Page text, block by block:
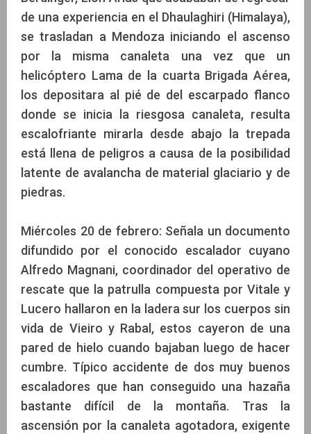
de una experiencia en el Dhaulaghiri (Himalaya),
se trasladan a Mendoza iniciando el ascenso
por la misma canaleta una vez que un
helicóptero Lama de la cuarta Brigada Aérea,
los depositara al pié de del escarpado flanco
donde se inicia la riesgosa canaleta, resulta
escalofriante mirarla desde abajo la trepada
está llena de peligros a causa de la posibilidad
latente de avalancha de material glaciario y de
piedras.
Miércoles 20 de febrero: Señala un documento
difundido por el conocido escalador cuyano
Alfredo Magnani, coordinador del operativo de
rescate que la patrulla compuesta por Vitale y
Lucero hallaron en la ladera sur los cuerpos sin
vida de Vieiro y Rabal, estos cayeron de una
pared de hielo cuando bajaban luego de hacer
cumbre. Típico accidente de dos muy buenos
escaladores que han conseguido una hazaña
bastante difícil de la montaña. Tras la
ascensión por la canaleta agotadora, exigente